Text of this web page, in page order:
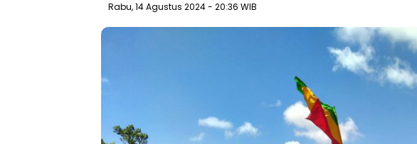
Rabu, 14 Agustus 2024- 20:36 WIB